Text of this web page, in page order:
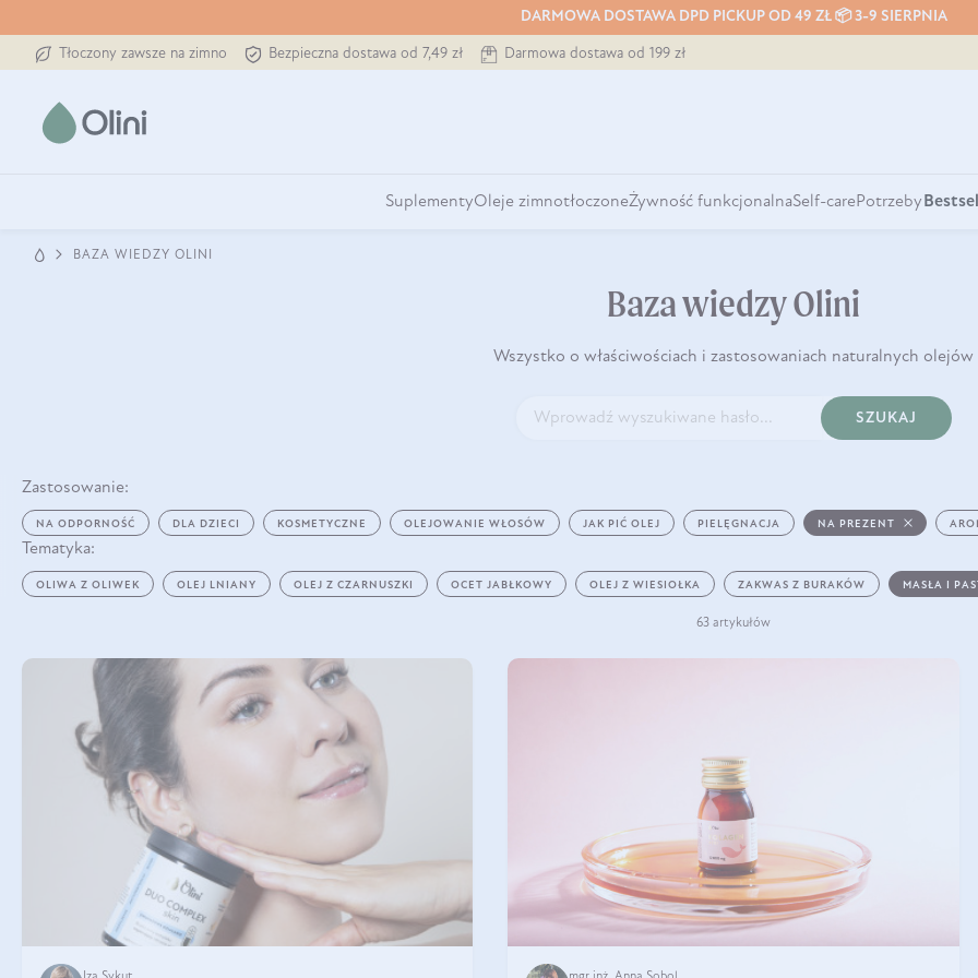
DARMOWA DOSTAWA DPD PICKUP OD 49 ZŁ 📦 3-9 SIERPNIA
Tłoczony zawsze na zimno Bezpieczna dostawa od 7,49 zł Darmowa dostawa od 199 zł
SuplementyOleje zimnotłoczoneŻywność funkcjonalnaSelf-carePotrzeby
BAZA WIEDZY OLINI
Baza wiedzy Olini
Wszystko o właściwościach i zastosowaniach naturalnych olejów
SZUKAJ
Zastosowanie:
NA ODPORNOŚĆ DLA DZIECI KOSMETYCZNE OLEJOWANIE WŁOSÓW JAK PIĆ OLEJ PIELĘGNACJA NA PREZENT
Tematyka:
OLIWA Z OLIWEK OLEJ LNIANY OLEJ Z CZARNUSZKI OCET JABŁKOWY OLEJ Z WIESIOŁKA ZAKWAS Z BURAKÓW MASŁA I
63 artykułów